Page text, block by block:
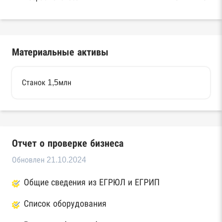
Материальные активы
Станок 1,5млн
Отчет о проверке бизнеса
Обновлен 21.10.2024
Общие сведения из ЕГРЮЛ и ЕГРИП
Список оборудования